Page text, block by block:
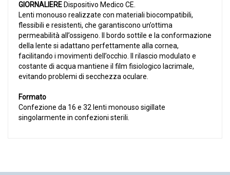
GIORNALIERE Dispositivo Medico CE.
Lenti monouso realizzate con materiali biocompatibili,
flessibili e resistenti, che garantiscono un’ottima
permeabilità all’ossigeno. Il bordo sottile e la conformazione
della lente si adattano perfettamente alla cornea,
facilitando i movimenti dell’occhio. Il rilascio modulato e
costante di acqua mantiene il film fisiologico lacrimale,
evitando problemi di secchezza oculare.
Formato
Confezione da 16 e 32 lenti monouso sigillate
singolarmente in confezioni sterili.